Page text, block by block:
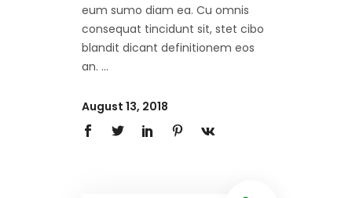
eum sumo diam ea. Cu omnis
consequat tincidunt sit, stet cibo
blandit dicant definitionem eos
an.
August 13, 2018